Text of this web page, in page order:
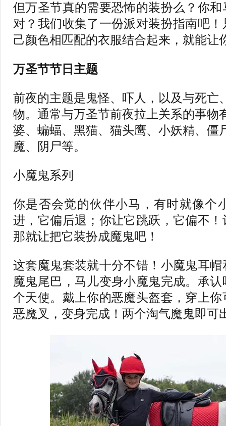
但万圣节真的需要恐怖的装扮么？你
对？我们收集了一份派对装扮指南吧
己颜色相匹配的衣服结合起来，就能让
万圣节节日主题
前夜的主题是鬼怪、吓人，以及与死亡
物。通常与万圣节前夜拉上关系的事物
婆、蝙蝠、黑猫、猫头鹰、小妖精、僵
魔、阴尸等。
小魔鬼系列
你是否会觉的伙伴小马，有时就像个
进，它偏后退；你让它跳跃，它偏不
那就让把它装扮成魔鬼吧！
这套魔鬼套装就十分不错！小魔鬼耳
魔鬼尾巴，马儿变身小魔鬼完成。承
个天使。戴上你的恶魔头盔套，穿上
恶魔叉，变身完成！两个淘气魔鬼即可